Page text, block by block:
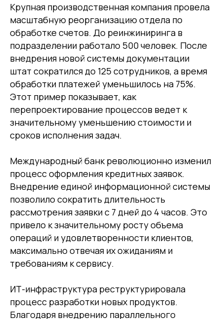
Крупная производственная компания провела
масштабную реорганизацию отдела по
обработке счетов. До реинжиниринга в
подразделении работало 500 человек. После
внедрения новой системы документации
штат сократился до 125 сотрудников, а время
обработки платежей уменьшилось на 75%.
Этот пример показывает, как
перепроектирование процессов ведет к
значительному уменьшению стоимости и
сроков исполнения задач.
Международный банк революционно изменил
процесс оформления кредитных заявок.
Внедрение единой информационной системы
позволило сократить длительность
рассмотрения заявки с 7 дней до 4 часов. Это
привело к значительному росту объема
операций и удовлетворенности клиентов,
максимально отвечая их ожиданиям и
требованиям к сервису.
ИТ-инфраструктура реструктурировала
процесс разработки новых продуктов.
Благодаря внедрению параллельного